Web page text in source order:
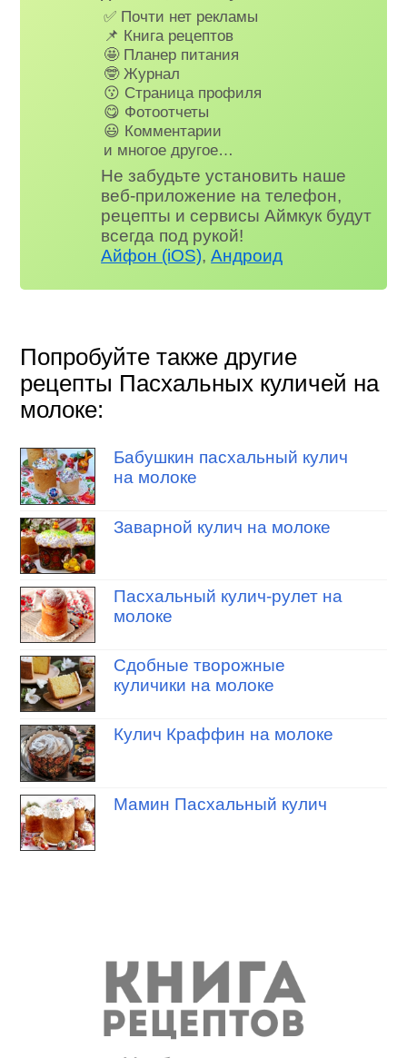
✅ Почти нет рекламы
📌 Книга рецептов
🤩 Планер питания
🤓 Журнал
😗 Страница профиля
😋 Фотоотчеты
😃 Комментарии
и многое другое…
Не забудьте установить наше
веб-приложение на телефон,
рецепты и сервисы Аймкук будут
всегда под рукой!
Айфон (iOS),Андроид
Попробуйте также другие
рецепты Пасхальных куличей на
молоке:
Бабушкин пасхальный кулич
на молоке
Заварной кулич на молоке
Пасхальный кулич-рулет на
молоке
Сдобные творожные
куличики на молоке
Кулич Краффин на молоке
Мамин Пасхальный кулич